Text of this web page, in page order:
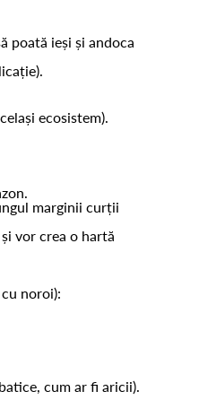
poată ieși și andoca
ecosistem).
marginii curții
vor crea o hartă
noroi):
cum ar fi aricii).